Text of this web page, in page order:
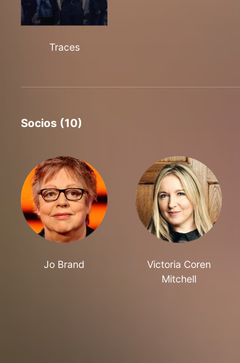
Traces
Socios (10)
Jo Brand
Victoria Coren
Mitchell